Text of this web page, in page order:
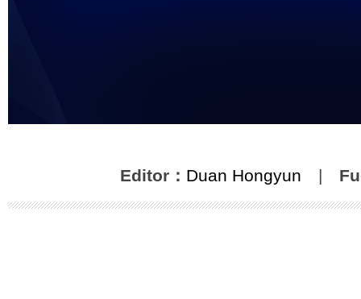
Editor： Duan Hongyun |